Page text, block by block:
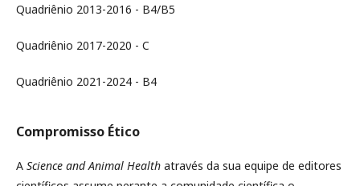
Quadriênio 2013-2016 - B4/B5
Quadriênio 2017-2020 - C
Quadriênio 2021-2024 - B4
Compromisso Ético
A Science and Animal Health através da sua equipe de editores